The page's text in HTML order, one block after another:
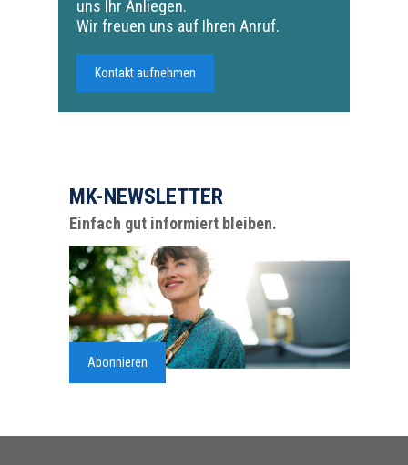
uns Ihr Anliegen.
Wir freuen uns auf Ihren Anruf.
Kontakt aufnehmen
MK-NEWSLETTER
Einfach gut informiert bleiben.
Abonnieren